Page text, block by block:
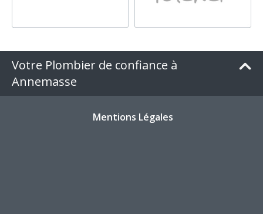
Votre Plombier de confiance à
Annemasse
Mentions Légales